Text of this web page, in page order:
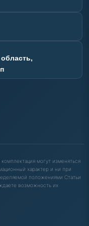
могут изменяться
характер и ни при
положениями Статьи
возможность их